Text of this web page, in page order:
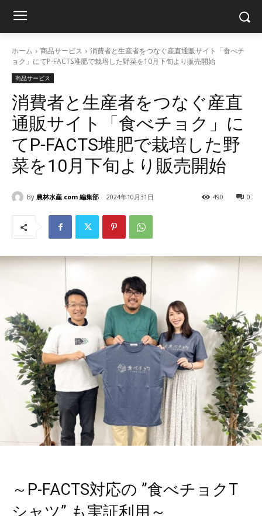
ホーム 商品サービス
消費者と生産者をつなぐ産直通販サイト「食べチ
ョク」にてP-FACTS堆肥で栽培した野菜を10月下旬より販売開始
商品サービス
消費者と生産者をつなぐ産直
通販サイト「食べチョク」に
てP-FACTS堆肥で栽培した野
菜を10月下旬より販売開始
By 農林水産.com 編集部 2024年10月31日 0
490
～P-FACTS対応の ”食べチョクT
シャツ” も実証利用～